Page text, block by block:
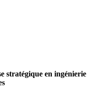
stratégique en ingénierie